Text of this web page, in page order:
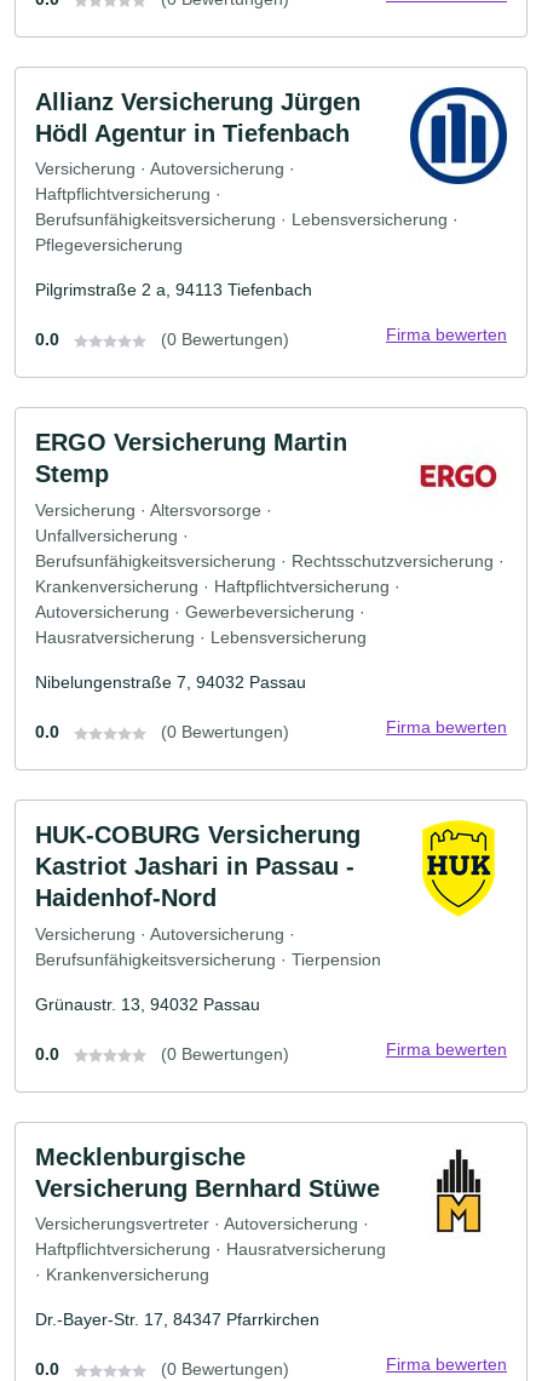
Allianz Versicherung Jürgen
Hödl Agentur in Tiefenbach
Versicherung · Autoversicherung ·
Haftpflichtversicherung ·
Berufsunfähigkeitsversicherung · Lebensversicherung ·
Pflegeversicherung
Pilgrimstraße 2 a, 94113 Tiefenbach
0.0 (0 Bewertungen) Firma bewerten
ERGO Versicherung Martin
Stemp
Versicherung · Altersvorsorge ·
Unfallversicherung ·
Berufsunfähigkeitsversicherung · Rechtsschutzversicherung ·
Krankenversicherung · Haftpflichtversicherung ·
Autoversicherung · Gewerbeversicherung ·
Hausratversicherung · Lebensversicherung
Nibelungenstraße 7, 94032 Passau
0.0 (0 Bewertungen) Firma bewerten
HUK-COBURG Versicherung
Kastriot Jashari in Passau -
Haidenhof-Nord
Versicherung · Autoversicherung ·
Berufsunfähigkeitsversicherung · Tierpension
Grünaustr. 13, 94032 Passau
0.0 (0 Bewertungen) Firma bewerten
Mecklenburgische
Versicherung Bernhard Stüwe
Versicherungsvertreter · Autoversicherung ·
Haftpflichtversicherung · Hausratversicherung
· Krankenversicherung
Dr.-Bayer-Str. 17, 84347 Pfarrkirchen
0.0 (0 Bewertungen) Firma bewerten